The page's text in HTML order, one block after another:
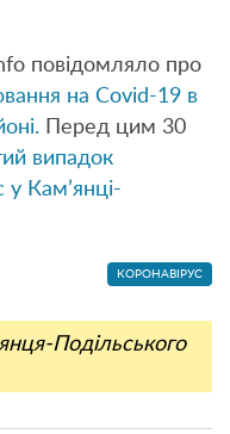
повідомляло про
на Covid-19 в
Перед цим 30
випадок
у Кам’янці-
КОРОНАВІРУС
Подільського